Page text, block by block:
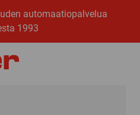
automaatiopalvelua
1993